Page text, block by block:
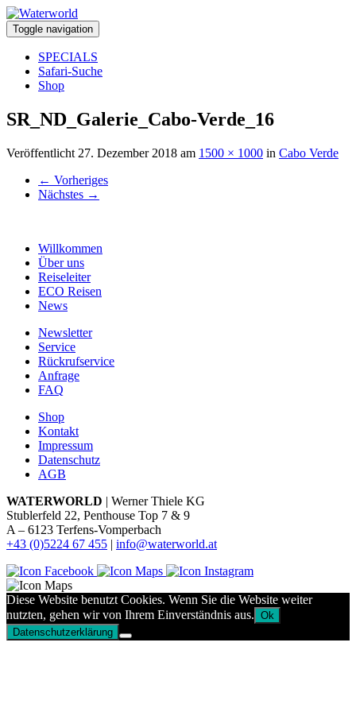
Toggle navigation
SPECIALS
Safari-Suche
Shop
SR_ND_Galerie_Cabo-Verde_16
Veröffentlicht 27. Dezember 2018 am 1500 × 1000 in Cabo Verde
← Vorheriges
Nächstes →
Willkommen
Über uns
Reiseleiter
ECO Reisen
News
Newsletter
Service
Rückrufservice
Anfrage
FAQ
Shop
Kontakt
Impressum
Datenschutz
AGB
WATERWORLD | Werner Thiele KG
Stublerfeld 22, Penthouse Top 7 & 9
A – 6123 Terfens-Vomperbach
+43 (0)5224 67 455 | info@waterworld.at
Diese Website benutzt Cookies. Wenn Sie die Website weiter
nutzten, gehen wir von Ihrem Einverständnis aus. Ok
Datenschutzerklärung